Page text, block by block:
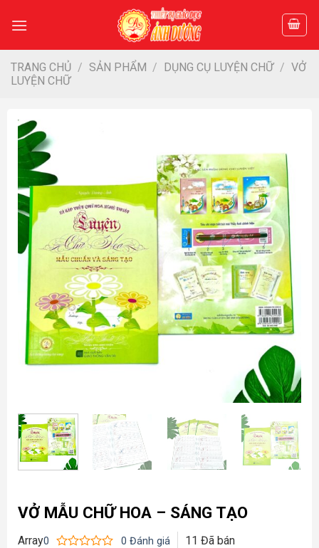
TRANG CHỦ / SẢN PHẨM / DỤNG CỤ LUYỆN CHỮ / VỞ
LUYỆN CHỮ
VỞ MẪU CHỮ HOA – SÁNG TẠO
Array0 0 Đánh giá 11 Đã bán